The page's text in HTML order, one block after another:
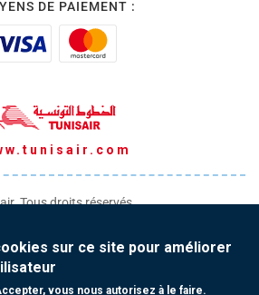
DE PAIEMENT :
Tous droits réservés
Vente
personnelles
sur ce site pour améliorer
vous nous autorisez à le faire.